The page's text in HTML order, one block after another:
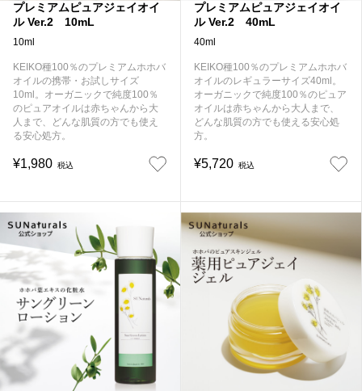
プレミアムピュアジェイオイ
ル Ver.2 10mL
10ml
KEIKO種100％のプレミアムホホバ
オイルの携帯・お試しサイズ
10ml。オーガニックで純度100％
のピュアオイルは赤ちゃんから大
人まで、どんな肌質の方でも使え
る安心処方。
¥1,980 税込
プレミアムピュアジェイオイ
ル Ver.2 40mL
40ml
KEIKO種100％のプレミアムホホバ
オイルのレギュラーサイズ40ml。
オーガニックで純度100％のピュア
オイルは赤ちゃんから大人まで、
どんな肌質の方でも使える安心処
方。
¥5,720 税込